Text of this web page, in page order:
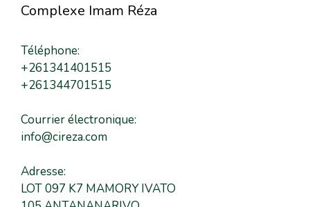
Complexe Imam Réza
Téléphone:
+261341401515
+261344701515
Courrier électronique:
info@cireza.com
Adresse:
LOT 097 K7 MAMORY IVATO